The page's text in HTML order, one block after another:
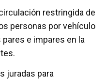
restringida de
personas por vehículo
e impares en la
juradas para